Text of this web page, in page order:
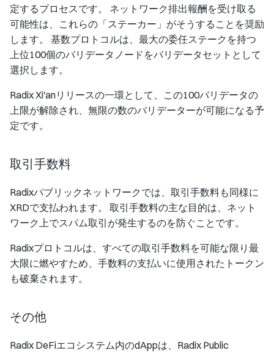
定するプロセスです。 ネットワーク排出報酬を受け取る
可能性は、これらの「ステーカー」がそうすることを奨励
します。 基数プロトコルは、最大の委任ステークを持つ
上位100個のバリデータノードをバリデータセットとして
選択します。
Radix Xi'anリリースの一環として、この100バリデータの
上限が解除され、無限の数のバリデーターが可能になる予
定です。
取引手数料
Radixパブリックネットワークでは、取引手数料も同様に
XRDで支払われます。 取引手数料の主な目的は、ネット
ワーク上でスパム取引が発生するのを防ぐことです。
Radixプロトコルは、すべての取引手数料を可能な限り最
大限に燃やすため、手数料の支払いに使用されたトークン
も破棄されます。
その他
Radix DeFiエコシステム内のdAppは、Radix Public